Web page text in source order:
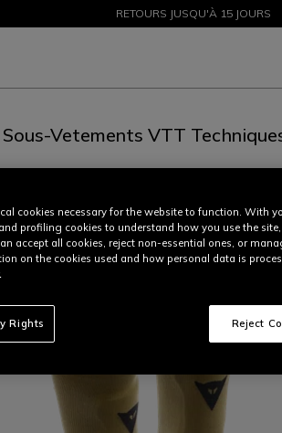
SOLDES JUSQU'À-50 % – ACHETEZ
RETOURS JUSQU'À 15 JOURS
Sous-Vetements VTT
cookies necessary for the website to function. With
profiling cookies to understand how you use the
accept all cookies, reject non-essential ones, or
on the cookies used and how personal data is
Rights Reject